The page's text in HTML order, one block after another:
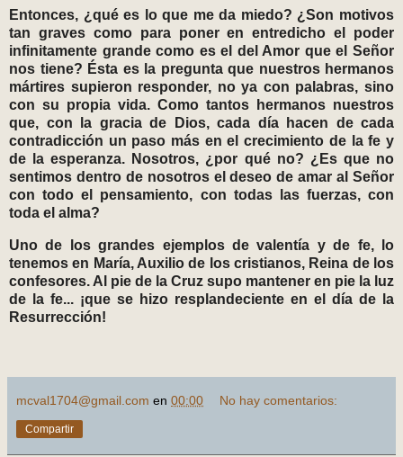
Entonces, ¿qué es lo que me da miedo? ¿Son motivos
tan graves como para poner en entredicho el poder
infinitamente grande como es el del Amor que el Señor
nos tiene? Ésta es la pregunta que nuestros hermanos
mártires supieron responder, no ya con palabras, sino
con su propia vida. Como tantos hermanos nuestros
que, con la gracia de Dios, cada día hacen de cada
contradicción un paso más en el crecimiento de la fe y
de la esperanza. Nosotros, ¿por qué no? ¿Es que no
sentimos dentro de nosotros el deseo de amar al Señor
con todo el pensamiento, con todas las fuerzas, con
toda el alma?
Uno de los grandes ejemplos de valentía y de fe, lo
tenemos en María, Auxilio de los cristianos, Reina de los
confesores. Al pie de la Cruz supo mantener en pie la luz
de la fe... ¡que se hizo resplandeciente en el día de la
Resurrección!
mcval1704@gmail.com en 00:00 No hay comentarios:
Compartir